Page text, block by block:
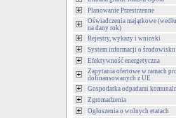
Planowanie Przestrzenne
Oświadczenia majątkowe
na dany rok)
Rejestry, wykazy i wnioski
System informacji o środowisku
Efektywność energetyczna
Zapytania ofertowe w ramach
dofinansowanych z UE
Gospodarka odpadami
Zgromadzenia
Ogłoszenia o wolnych etatach